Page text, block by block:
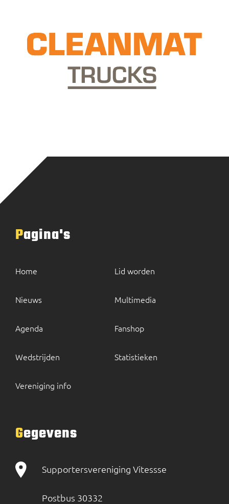
Pagina's
Home
Nieuws
Agenda
Wedstrijden
Vereniging info
Lid worden
Multimedia
Fanshop
Statistieken
Gegevens
Supportersvereniging Vitessse
Postbus 30332